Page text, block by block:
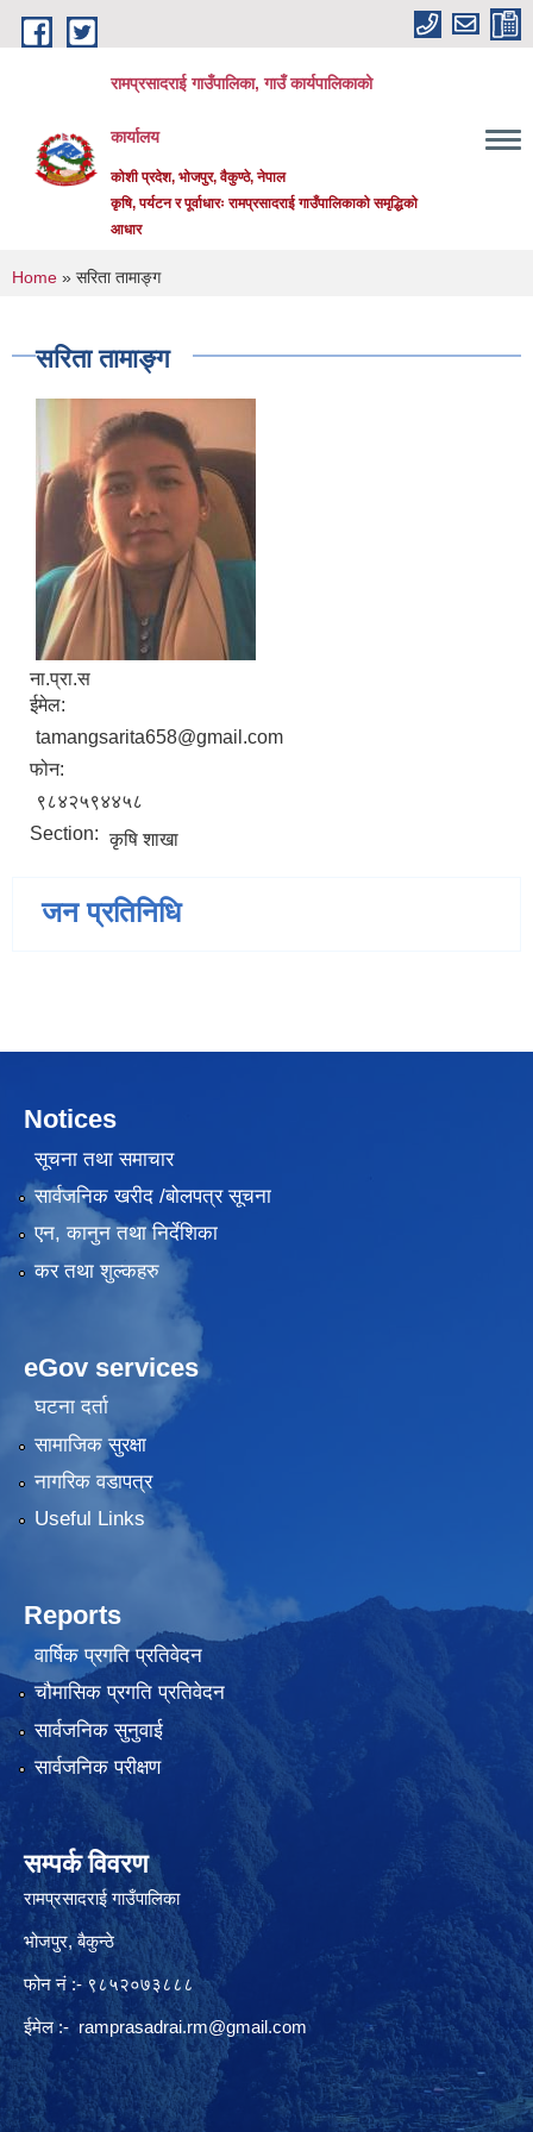
Skip to main content
रामप्रसादराई गाउँपालिका, गाउँ कार्यपालिकाको
कार्यालय
कोशी प्रदेश, भोजपुर, वैकुण्ठे, नेपाल
कृषि, पर्यटन र पूर्वाधारः रामप्रसादराई गाउँपालिकाको समृद्धिको
आधार
You are here
Home » सरिता तामाङ्ग
सरिता तामाङ्ग
ना.प्रा.स
ईमेल:
tamangsarita658@gmail.com
फोन:
९८४२५९४४५८
Section: कृषि शाखा
जन प्रतिनिधि
Notices
सूचना तथा समाचार
सार्वजनिक खरीद /बोलपत्र सूचना
एन, कानुन तथा निर्देशिका
कर तथा शुल्कहरु
eGov services
घटना दर्ता
सामाजिक सुरक्षा
नागरिक वडापत्र
Useful Links
Reports
वार्षिक प्रगति प्रतिवेदन
चौमासिक प्रगति प्रतिवेदन
सार्वजनिक सुनुवाई
सार्वजनिक परीक्षण
सम्पर्क विवरण
रामप्रसादराई गाउँपालिका
भोजपुर, बैकुन्ठे
फोन नं :- ९८५२०७३८८८
ईमेल :-ramprasadrai.rm@gmail.com